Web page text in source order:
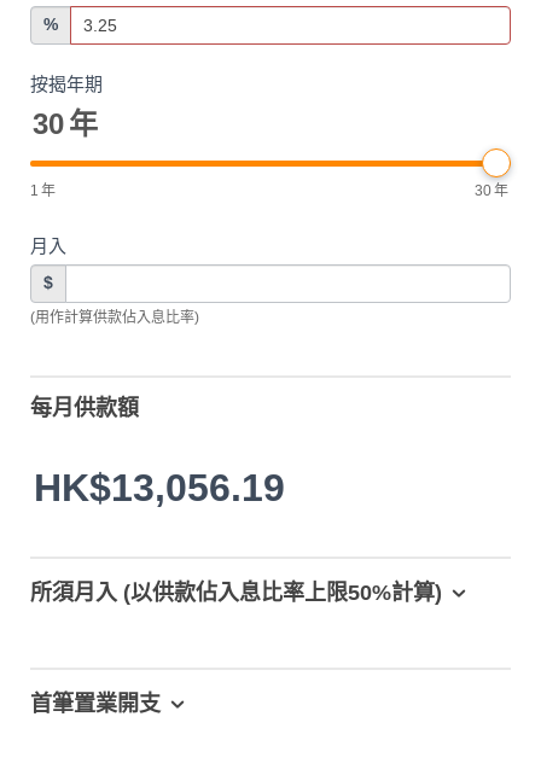
%
按揭年期
30年
1 年 30年
月入
$
(用作計算供款佔入息比率)
每月供款額
HK$13,056.19
所須月入 (以供款佔入息比率上限50%計算)
首筆置業開支